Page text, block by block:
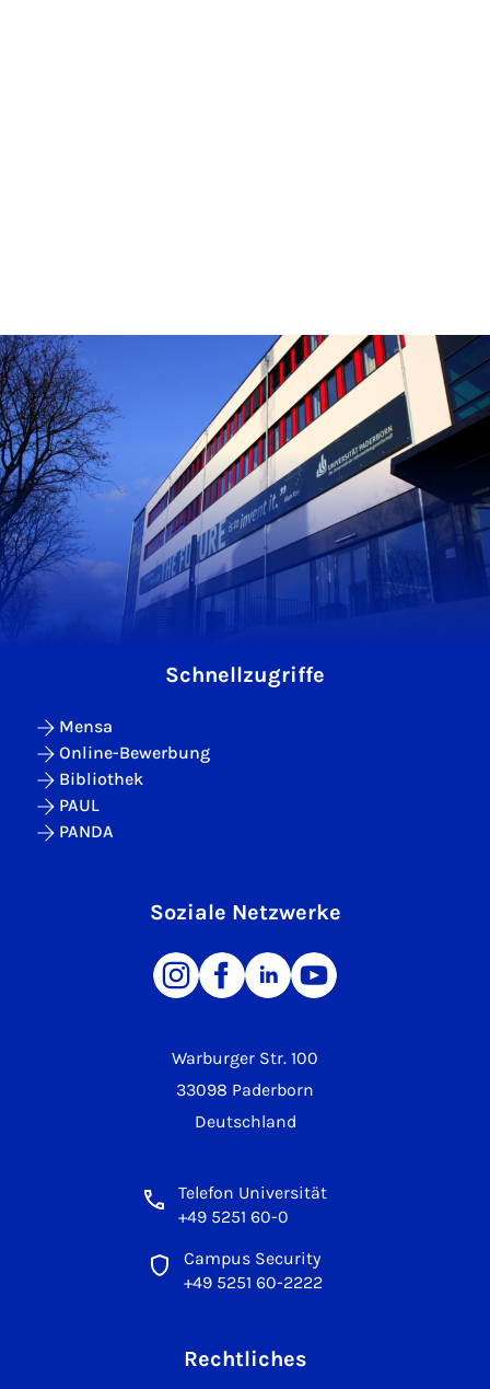
Warburger Str. 100
33098 Paderborn
Deutschland
Telefon Universität
+49 5251 60-0
Campus Security
+49 5251 60-2222
Schnellzugriffe
Mensa
Online-Bewerbung
Bibliothek
PAUL
PANDA
Soziale Netzwerke
Rechtliches